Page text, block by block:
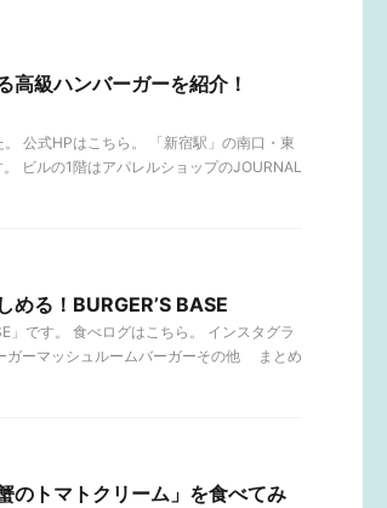
高級ハンバーガーを紹介！
公式HPはこちら。 「新宿駅」の南口・東
ビルの1階はアパレルショップのJOURNAL
める！BURGER’S BASE
」です。 食べログはこちら。 インスタグラ
ーマッシュルームバーガーその他 まとめ
のトマトクリーム」を食べてみ